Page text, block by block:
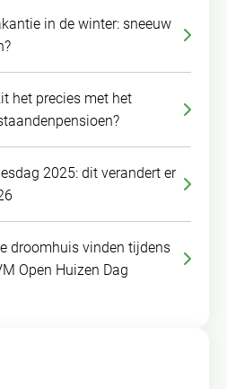
in de winter: sneeuw
het precies met het
2025: dit verandert er
droomhuis vinden tijdens
Open Huizen Dag